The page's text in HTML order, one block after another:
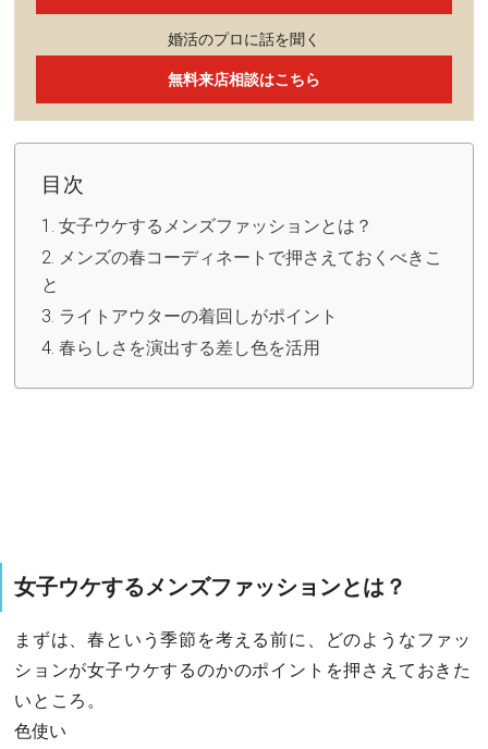
婚活のプロに話を聞く
無料来店相談はこちら
目次
女子ウケするメンズファッションとは？
メンズの春コーディネートで押さえておくべきこ
と
ライトアウターの着回しがポイント
春らしさを演出する差し色を活用
女子ウケするメンズファッションとは？
まずは、春という季節を考える前に、どのようなファッ
ションが女子ウケするのかのポイントを押さえておきた
いところ。
色使い